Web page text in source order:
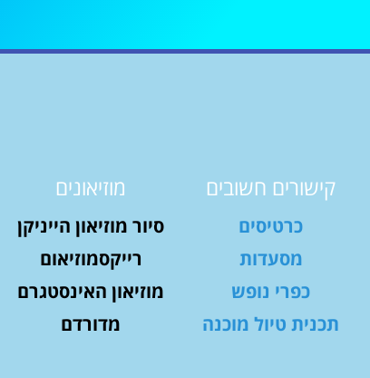
קישורים חשובים
כרטיסים
מסעדות
כפרי נופש
תכנית טיול מוכנה
מוזיאונים
סיור מוזיאון הייניקן
רייקסמוזיאום
מוזיאון האינסטגרם
מדורדם